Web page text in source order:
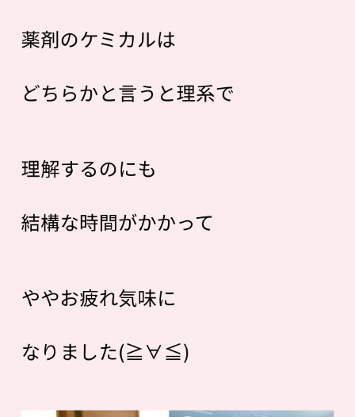
薬剤のケミカルは
どちらかと言うと理系で
理解するのにも
結構な時間がかかって
ややお疲れ気味に
なりました(≧∀≦)